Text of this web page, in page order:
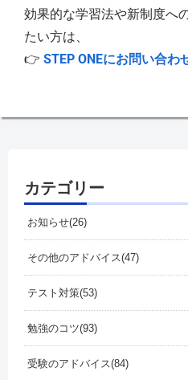
効果的な学習法や新制度へ
たい方は、
👉 STEP ONEにお問い合わ
カテゴリー
お知らせ 26
その他のアドバイス 47
テスト対策 53
勉強のコツ 93
受験のアドバイス 84